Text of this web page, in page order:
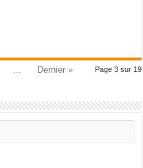
Page 3 sur 19
Dernier »